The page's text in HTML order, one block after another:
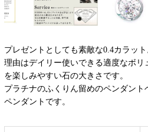
プレゼントとしても素敵な0.4カラット
理由はデイリー使いできる適度なボリ
を楽しみやすい石の大きさです。
プラチナのふくりん留めのペンダン
ペンダントです。